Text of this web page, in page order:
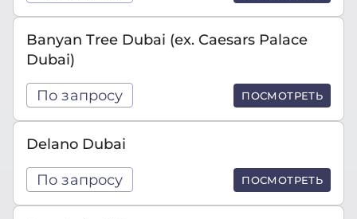
Banyan Tree Dubai (ex. Caesars Palace
Dubai)
По запросу ПОСМОТРЕТЬ
Delano Dubai
По запросу ПОСМОТРЕТЬ